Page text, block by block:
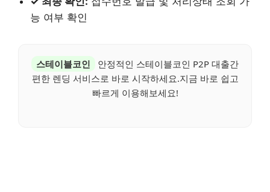
능 여부 확인
스테이블코인
안정적인 스테이블코인 P2P 대출간
편한 렌딩 서비스로 바로 시작하세요.지금 바로 쉽고
빠르게 이용해보세요!